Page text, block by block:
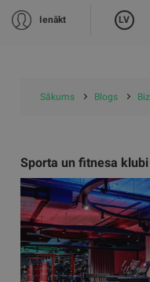
Ienākt LV
Sākums Blogs
Sporta un fitnesa klubi